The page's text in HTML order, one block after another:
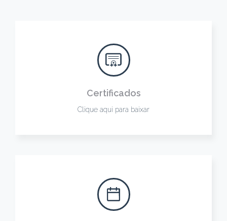
Certificados
Clique aqui para baixar